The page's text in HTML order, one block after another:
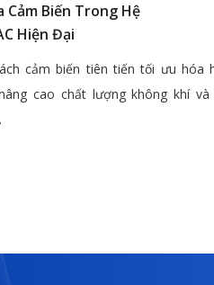
Cảm Biến Trong Hệ
Hiện Đại
cảm biến tiên tiến tối ưu hóa
cao chất lượng không khí